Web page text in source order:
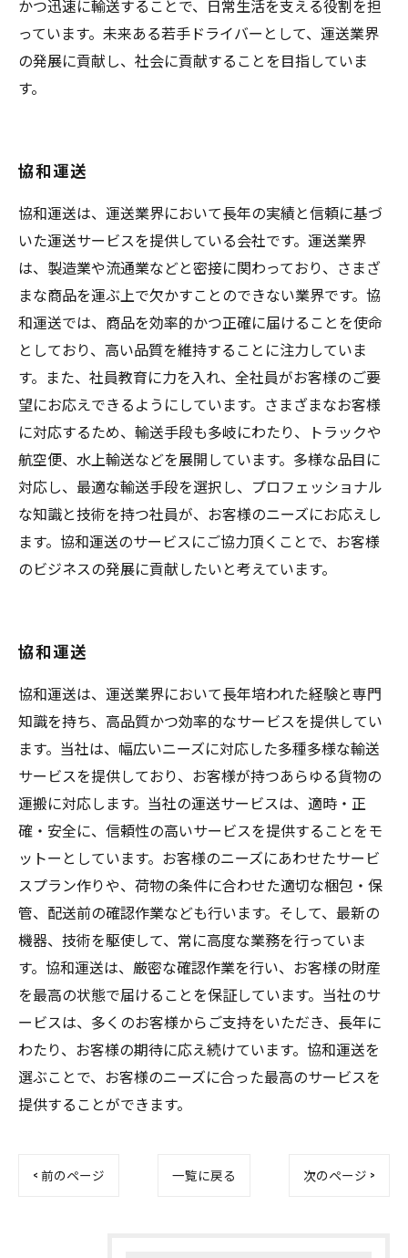
かつ迅速に輸送することで、日常生活を支える役割を担
っています。未来ある若手ドライバーとして、運送業界
の発展に貢献し、社会に貢献することを目指していま
す。
協和運送
協和運送は、運送業界において長年の実績と信頼に基づ
いた運送サービスを提供している会社です。運送業界
は、製造業や流通業などと密接に関わっており、さまざ
まな商品を運ぶ上で欠かすことのできない業界です。協
和運送では、商品を効率的かつ正確に届けることを使命
としており、高い品質を維持することに注力していま
す。また、社員教育に力を入れ、全社員がお客様のご要
望にお応えできるようにしています。さまざまなお客様
に対応するため、輸送手段も多岐にわたり、トラックや
航空便、水上輸送などを展開しています。多様な品目に
対応し、最適な輸送手段を選択し、プロフェッショナル
な知識と技術を持つ社員が、お客様のニーズにお応えし
ます。協和運送のサービスにご協力頂くことで、お客様
のビジネスの発展に貢献したいと考えています。
協和運送
協和運送は、運送業界において長年培われた経験と専門
知識を持ち、高品質かつ効率的なサービスを提供してい
ます。当社は、幅広いニーズに対応した多種多様な輸送
サービスを提供しており、お客様が持つあらゆる貨物の
運搬に対応します。当社の運送サービスは、適時・正
確・安全に、信頼性の高いサービスを提供することをモ
ットーとしています。お客様のニーズにあわせたサービ
スプラン作りや、荷物の条件に合わせた適切な梱包・保
管、配送前の確認作業なども行います。そして、最新の
機器、技術を駆使して、常に高度な業務を行っていま
す。協和運送は、厳密な確認作業を行い、お客様の財産
を最高の状態で届けることを保証しています。当社のサ
ービスは、多くのお客様からご支持をいただき、長年に
わたり、お客様の期待に応え続けています。協和運送を
選ぶことで、お客様のニーズに合った最高のサービスを
提供することができます。
< 前のページ 一覧に戻る 次のページ >